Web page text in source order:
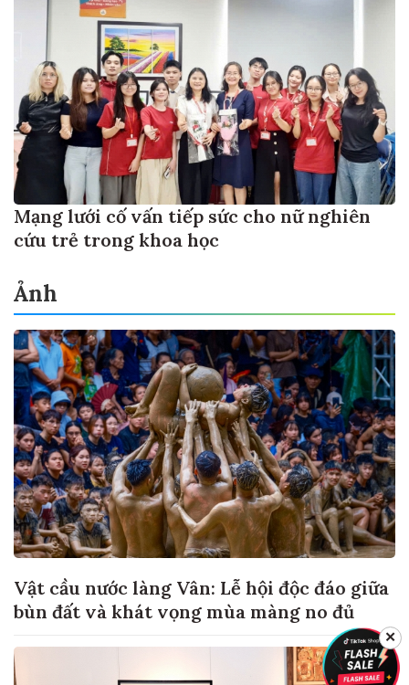
Mạng lưới cố vấn tiếp sức cho nữ nghiên
cứu trẻ trong khoa học
Ảnh
Vật cầu nước làng Vân: Lễ hội độc đáo giữa
bùn đất và khát vọng mùa màng no đủ
✕